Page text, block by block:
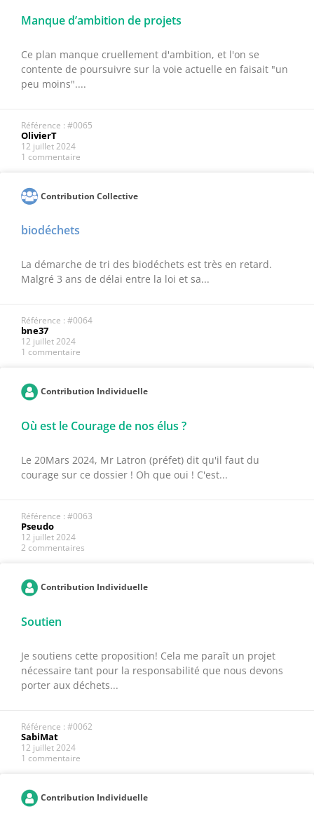
Manque d’ambition de projets
Ce plan manque cruellement d'ambition, et l'on se
contente de poursuivre sur la voie actuelle en faisait "un
peu moins"....
Référence : #0065
OlivierT
12 juillet 2024
1 commentaire
Contribution Collective
biodéchets
La démarche de tri des biodéchets est très en retard.
Malgré 3 ans de délai entre la loi et sa...
Référence : #0064
bne37
12 juillet 2024
1 commentaire
Contribution Individuelle
Où est le Courage de nos élus ?
Le 20Mars 2024, Mr Latron (préfet) dit qu'il faut du
courage sur ce dossier ! Oh que oui ! C'est...
Référence : #0063
Pseudo
12 juillet 2024
2 commentaires
Contribution Individuelle
Soutien
Je soutiens cette proposition! Cela me paraît un projet
nécessaire tant pour la responsabilité que nous devons
porter aux déchets...
Référence : #0062
SabiMat
12 juillet 2024
1 commentaire
Contribution Individuelle